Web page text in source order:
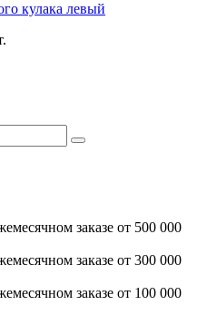
кулака левый
заказе от 500 000
заказе от 300 000
заказе от 100 000